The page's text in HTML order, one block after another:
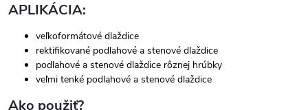
APLIKÁCIA:
veľkoformátové dlaždice
rektifikované podlahové a stenové dlaždice
podlahové a stenové dlaždice rôznej hrúbky
veľmi tenké podlahové a stenové dlaždice
Ako použiť?